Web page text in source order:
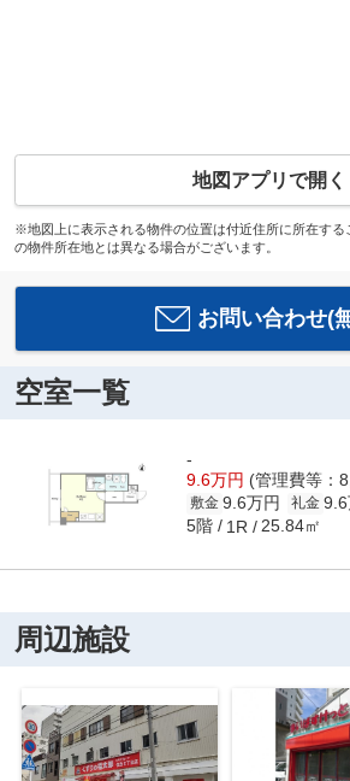
地図アプリで開く
※地図上に表示される物件の位置は付近住所に所在する
の物件所在地とは異なる場合がございます。
お問い合わせ(
空室一覧
-
9.6万円 (管理費等：
敷金 9.6万円 礼金 9.6
5階 1R 25.84㎡
周辺施設